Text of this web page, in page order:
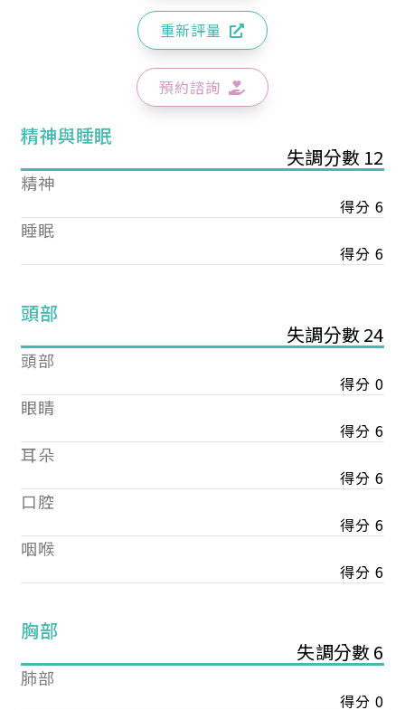
重新評量
預約諮詢
精神與睡眠
失調分數 12
精神
得分 6
睡眠
得分 6
頭部
失調分數 24
頭部
得分 0
眼睛
得分 6
耳朵
得分 6
口腔
得分 6
咽喉
得分 6
胸部
失調分數 6
肺部
得分 0